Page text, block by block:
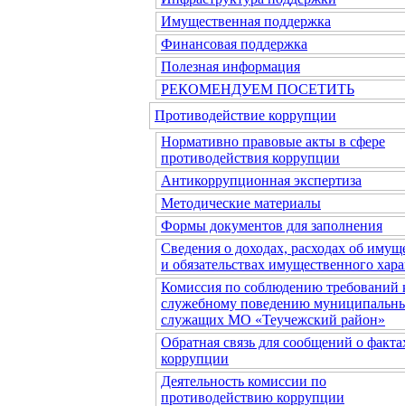
Имущественная поддержка
Финансовая поддержка
Полезная информация
РЕКОМЕНДУЕМ ПОСЕТИТЬ
Противодействие коррупции
Нормативно правовые акты в сфере
противодействия коррупции
Антикоррупционная экспертиза
Методические материалы
Формы документов для заполнения
Сведения о доходах, расходах об
и обязательствах имущественного
Комиссия по соблюдению требований
служебному поведению
служащих МО «Теучежский район»
Обратная связь для сообщений о
коррупции
Деятельность комиссии по
противодействию коррупции